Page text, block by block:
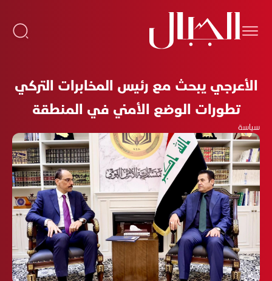
الأعرجي يبحث مع رئيس المخابرات التركي
تطورات الوضع الأمني في المنطقة
سياسة